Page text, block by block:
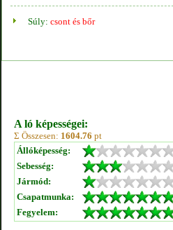
Súly: csont és bőr
A ló képességei:
Σ Összesen: 1604.76 pt
Állóképesség:
Sebesség:
Jármód:
Csapatmunka:
Fegyelem: